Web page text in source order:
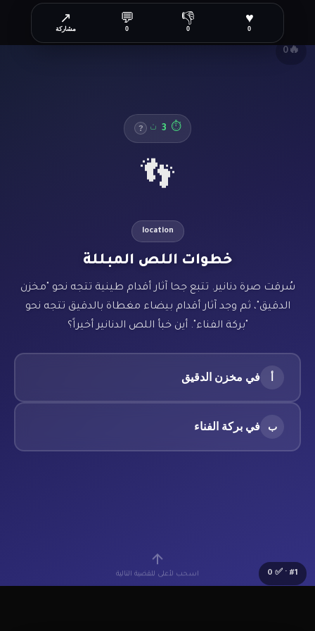
⏱
3 ث ?
👣
location
خطوات اللص المبللة
سُرقت صرة دنانير. تتبع جحا آثار أقدام طينية تتجه نحو "مخزن
الدقيق"، ثم وجد آثار أقدام بيضاء مغطاة بالدقيق تتجه نحو
"بركة الفناء". أين خبأ اللص الدنانير أخيراً؟
أ في مخزن الدقيق
ب في بركة الفناء
اسحب لأعلى للقضية التالية #1
· ✅
0
🔥
0
♥
0
👎
0
💬
0
↗
مشاركة